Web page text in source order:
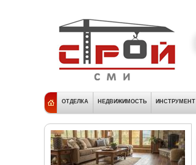
ОТДЕЛКА НЕДВИЖИМОСТЬ ИНСТРУМЕНТ